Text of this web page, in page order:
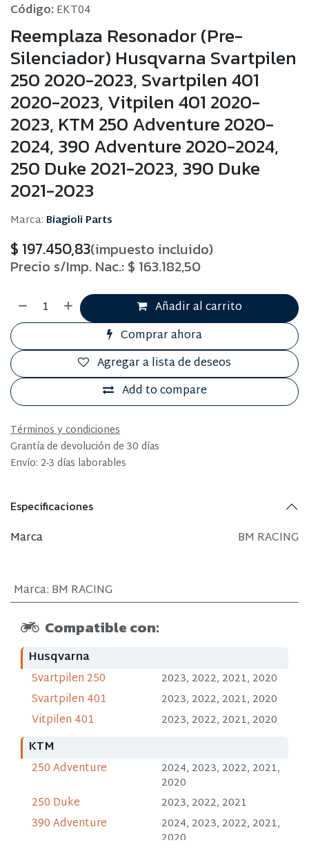
Código: EKT04
Reemplaza Resonador (Pre-
Silenciador) Husqvarna Svartpilen
250 2020-2023, Svartpilen 401
2020-2023, Vitpilen 401 2020-
2023, KTM 250 Adventure 2020-
2024, 390 Adventure 2020-2024,
250 Duke 2021-2023, 390 Duke
2021-2023
Marca: Biagioli Parts
$ 197.450,83(impuesto incluido)
Precio s/Imp. Nac.: $ 163.182,50
Añadir al carrito
Comprar ahora
Add to compare
Agregar a lista de deseos
Términos y condiciones
Grantía de devolución de 30 días
Envío: 2-3 días laborables
Especificaciones
Marca BM RACING
Marca: BM RACING
Compatible con:
Husqvarna
Svartpilen 250
2023, 2022, 2021, 2020
Svartpilen 401
2023, 2022, 2021, 2020
Vitpilen 401
2023, 2022, 2021, 2020
KTM
250 Adventure 2024, 2023, 2022, 2021,
2020
250 Duke
2023, 2022, 2021
390 Adventure
2024, 2023, 2022, 2021,
2020